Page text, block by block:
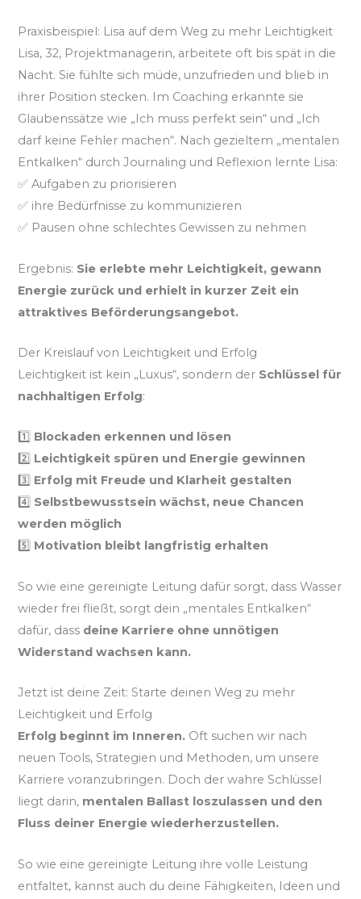
Praxisbeispiel: Lisa auf dem Weg zu mehr Leichtigkeit
Lisa, 32, Projektmanagerin, arbeitete oft bis spät in die
Nacht. Sie fühlte sich müde, unzufrieden und blieb in
ihrer Position stecken. Im Coaching erkannte sie
Glaubenssätze wie „Ich muss perfekt sein“ und „Ich
darf keine Fehler machen“. Nach gezieltem „mentalen
Entkalken“ durch Journaling und Reflexion lernte Lisa:
✅ Aufgaben zu priorisieren
✅ ihre Bedürfnisse zu kommunizieren
✅ Pausen ohne schlechtes Gewissen zu nehmen
Ergebnis: Sie erlebte mehr Leichtigkeit, gewann
Energie zurück und erhielt in kurzer Zeit ein
attraktives Beförderungsangebot.
Der Kreislauf von Leichtigkeit und Erfolg
Leichtigkeit ist kein „Luxus“, sondern der Schlüssel für
nachhaltigen Erfolg:
1️⃣ Blockaden erkennen und lösen
2️⃣ Leichtigkeit spüren und Energie gewinnen
3️⃣ Erfolg mit Freude und Klarheit gestalten
4️⃣ Selbstbewusstsein wächst, neue Chancen
werden möglich
5️⃣ Motivation bleibt langfristig erhalten
So wie eine gereinigte Leitung dafür sorgt, dass Wasser
wieder frei fließt, sorgt dein „mentales Entkalken“
dafür, dass deine Karriere ohne unnötigen
Widerstand wachsen kann.
Jetzt ist deine Zeit: Starte deinen Weg zu mehr
Leichtigkeit und Erfolg
Erfolg beginnt im Inneren. Oft suchen wir nach
neuen Tools, Strategien und Methoden, um unsere
Karriere voranzubringen. Doch der wahre Schlüssel
liegt darin, mentalen Ballast loszulassen und den
Fluss deiner Energie wiederherzustellen.
So wie eine gereinigte Leitung ihre volle Leistung
entfaltet, kannst auch du deine Fähigkeiten, Ideen und